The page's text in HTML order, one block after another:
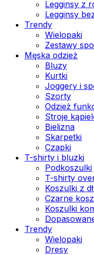
Legginsy z
Legginsy
Trendy
Wielopaki
Zestawy
Męska odzież
Bluzy
Kurtki
Joggery i
Szorty
Odzież
Stroje
Bielizna
Skarpetki
Czapki
T-shirty i bluzki
Podkoszulki
T-shirty
Koszulki z
Czarne
Koszulki
Trendy
Wielopaki
Dresy